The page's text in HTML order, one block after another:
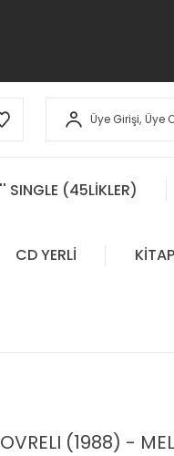
Üye Girişi, Üye
SINGLE (45LİKLER)
CD YERLİ
(1988) -